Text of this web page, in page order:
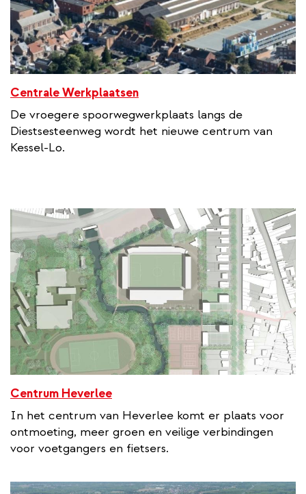
Centrale Werkplaatsen
De vroegere spoorwegwerkplaats langs de
Diestsesteenweg wordt het nieuwe centrum van
Kessel-Lo.
Centrum Heverlee
In het centrum van Heverlee komt er plaats voor
ontmoeting, meer groen en veilige verbindingen
voor voetgangers en fietsers.